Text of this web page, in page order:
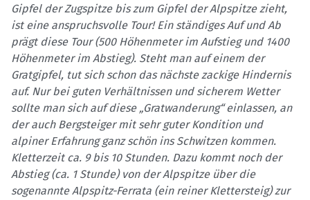
Gipfel der Zugspitze bis zum Gipfel der Alpspitze zieht,
ist eine anspruchsvolle Tour! Ein ständiges Auf und Ab
prägt diese Tour (500 Höhenmeter im Aufstieg und 1400
Höhenmeter im Abstieg). Steht man auf einem der
Gratgipfel, tut sich schon das nächste zackige Hindernis
auf. Nur bei guten Verhältnissen und sicherem Wetter
sollte man sich auf diese „Gratwanderung“ einlassen, an
der auch Bergsteiger mit sehr guter Kondition und
alpiner Erfahrung ganz schön ins Schwitzen kommen.
Kletterzeit ca. 9 bis 10 Stunden. Dazu kommt noch der
Abstieg (ca. 1 Stunde) von der Alpspitze über die
sogenannte Alpspitz-Ferrata (ein reiner Klettersteig) zur